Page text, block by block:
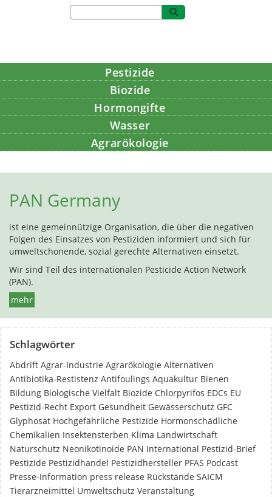
Pestizide
Biozide
Hormongifte
Wasser
Agrarökologie
PAN Germany
ist eine gemeinnützige Organisation, die über die negativen
Folgen des Einsatzes von Pestiziden informiert und sich für
umweltschonende, sozial gerechte Alternativen einsetzt.
Wir sind Teil des internationalen Pesticide Action Network
(PAN).
mehr
Schlagwörter
Abdrift Agrar-Industrie Agrarökologie Alternativen
Antibiotika-Restistenz Antifoulings Aquakultur Bienen
Bildung Biologische Vielfalt Biozide Chlorpyrifos EDCs EU
Pestizid-Recht Export Gesundheit Gewässerschutz GFC
Glyphosat Hochgefährliche Pestizide Hormonschädliche
Chemikalien Insektensterben Klima Landwirtschaft
Naturschutz Neonikotinoide PAN International Pestizid-Brief
Pestizide Pestizidhandel Pestizidhersteller PFAS Podcast
Presse-Information press release Rückstände SAICM
Tierarzneimittel Umweltschutz Veranstaltung